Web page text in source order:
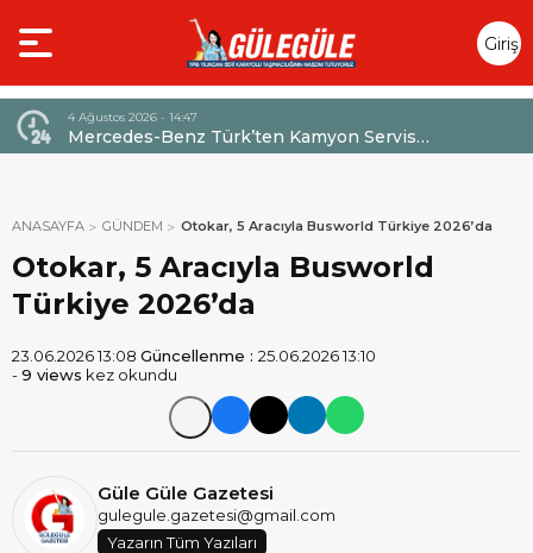
Giriş
Yap
4 Ağustos 2026 - 14:47
Mercedes-Benz Türk’ten Kamyon Servis
Sözleşmelerinde 36 Aya Varan Taksit İmkânı
ANASAYFA GÜNDEM Otokar, 5 Aracıyla Busworld Türkiye 2026’da
Otokar, 5 Aracıyla Busworld
Türkiye 2026’da
23.06.2026 13:08 Güncellenme : 25.06.2026 13:10
-9 views kez okundu
Güle Güle Gazetesi
gulegule.gazetesi@gmail.com
Yazarın Tüm Yazıları